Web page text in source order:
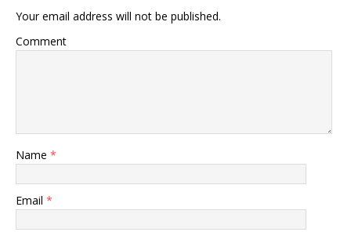
Your email address will not be published.
Comment
Name *
Email *